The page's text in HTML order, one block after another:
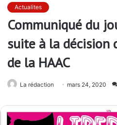
Actualites
Communiqué du
suite à la décision
de la HAAC
La rédaction mars 24, 2020